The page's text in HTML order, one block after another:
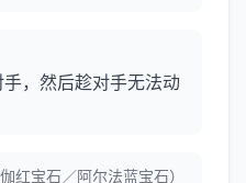
，然后趁对手无法动
红宝石／阿尔法蓝宝石）